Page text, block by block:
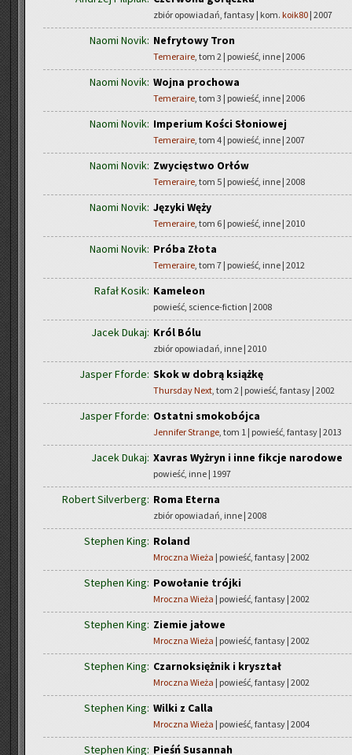
zbiór opowiadań, fantasy | kom. koik80 | 2007
Naomi Novik: Nefrytowy Tron
Temeraire, tom 2 | powieść, inne | 2006
Naomi Novik: Wojna prochowa
Temeraire, tom 3 | powieść, inne | 2006
Naomi Novik: Imperium Kości Słoniowej
Temeraire, tom 4 | powieść, inne | 2007
Naomi Novik: Zwycięstwo Orłów
Temeraire, tom 5 | powieść, inne | 2008
Naomi Novik: Języki Węży
Temeraire, tom 6 | powieść, inne | 2010
Naomi Novik: Próba Złota
Temeraire, tom 7 | powieść, inne | 2012
Rafał Kosik: Kameleon
powieść, science-fiction | 2008
Jacek Dukaj: Król Bólu
zbiór opowiadań, inne | 2010
Jasper Fforde: Skok w dobrą książkę
Thursday Next, tom 2 | powieść, fantasy | 2002
Jasper Fforde: Ostatni smokobójca
Jennifer Strange, tom 1 | powieść, fantasy | 2013
Jacek Dukaj: Xavras Wyżryn i inne fikcje narodowe
powieść, inne | 1997
Robert Silverberg: Roma Eterna
zbiór opowiadań, inne | 2008
Stephen King: Roland
Mroczna Wieża | powieść, fantasy | 2002
Stephen King: Powołanie trójki
Mroczna Wieża | powieść, fantasy | 2002
Stephen King: Ziemie jałowe
Mroczna Wieża | powieść, fantasy | 2002
Stephen King: Czarnoksiężnik i kryształ
Mroczna Wieża | powieść, fantasy | 2002
Stephen King: Wilki z Calla
Mroczna Wieża | powieść, fantasy | 2004
Stephen King: Pieśń Susannah